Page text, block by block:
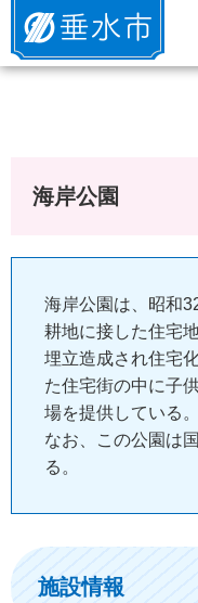
垂水市
海岸公園
海岸公園は、昭和
耕地に接した住宅
埋立造成され住宅
た住宅街の中に子
場を提供している。
なお、この公園は
る。
施設情報